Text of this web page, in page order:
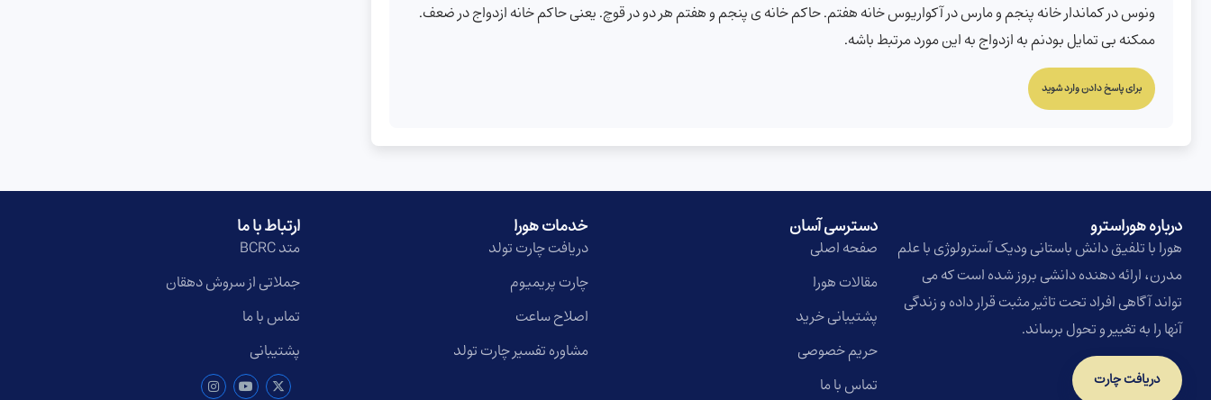
ونوس در کماندار خانه پنجم و مارس در آکواریوس خانه هفتم. حاکم خانه ی پنجم و هفتم هر دو در قوچ. یعنی حاکم خانه ازدواج در ضعف.
ممکنه بی تمایل بودنم به ازدواج به این مورد مرتبط باشه.
برای پاسخ دادن وارد شوید
درباره هوراسترو​
هورا با تلفیق دانش باستانی ودیک آسترولوژی با علم
مدرن، ارائه دهنده دانشی بروز شده است که می
تواند آگاهی افراد تحت تاثیر مثبت قرار داده و زندگی
آنها را به تغییر و تحول برساند.
دریافت چارت
دسترسی آسان
صفحه اصلی
مقالات هورا
پشتیبانی خرید
حریم خصوصی
تماس با ما
خدمات هورا
دریافت چارت تولد
چارت پریمیوم
اصلاح ساعت
مشاوره تفسیر چارت تولد
ارتباط با ما
متد BCRC
جملاتی از سروش دهقان
تماس با ما
پشتیبانی